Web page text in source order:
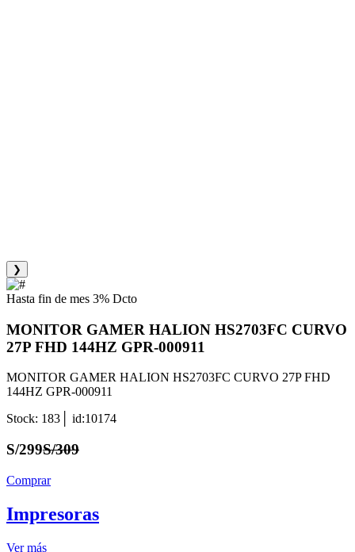
❯
Hasta fin de mes 3% Dcto
MONITOR GAMER HALION HS2703FC CURVO
27P FHD 144HZ GPR-000911
MONITOR GAMER HALION HS2703FC CURVO 27P FHD
144HZ GPR-000911
Stock: 183│ id:10174
S/299S/309
Comprar
Impresoras
Ver más